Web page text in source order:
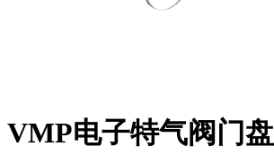
VMP电子特气阀门盘